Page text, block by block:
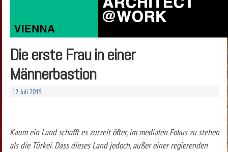
Die erste Frau in einer
Männerbastion
12. Juli 2015
Kaum ein Land schafft es zurzeit öfter, im medialen Fokus zu stehen
als die Türkei. Dass dieses Land jedoch, außer einer regierenden